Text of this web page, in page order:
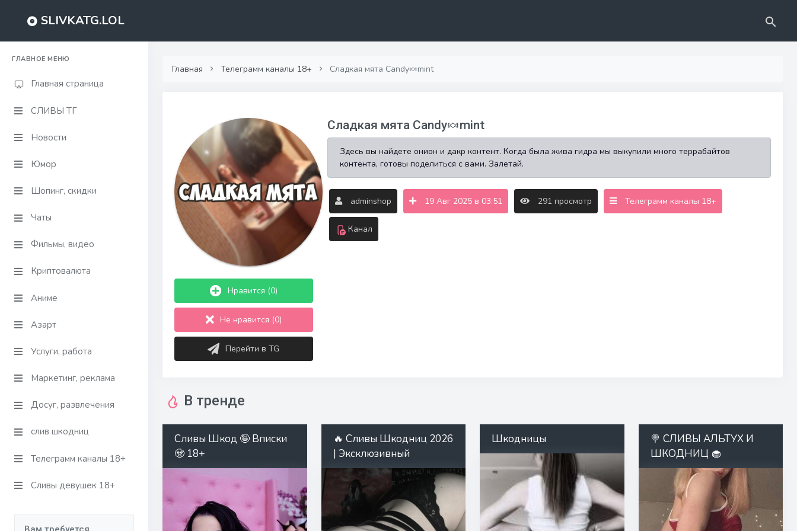
SLIVKATG.LOL
ГЛАВНОЕ МЕНЮ
Главная страница
СЛИВЫ ТГ
Новости
Юмор
Шопинг, скидки
Чаты
Фильмы, видео
Криптовалюта
Аниме
Азарт
Услуги, работа
Маркетинг, реклама
Досуг, развлечения
слив шкодниц
Телеграмм каналы 18+
Сливы девушек 18+
Главная Телеграмм каналы 18+ Сладкая мята Candy🍬mint
Нравится (0)
Не нравится (0)
Перейти в TG
Сладкая мята Candy🍬mint
Здесь вы найдете онион и дакр контент. Когда была жива гидра мы выкупили много террабайтов
контента, готовы поделиться с вами. Залетай.
adminshop 19 Авг 2025 в 03:51 291 просмотр Телеграмм каналы 18+
Канал
В тренде
Сливы Шкод 🤪 Вписки
🧟 18+
🔥 Сливы Шкодниц 2026
| Эксклюзивный
Шкодницы
🍭 СЛИВЫ АЛЬТУХ И
ШКОДНИЦ 🧁